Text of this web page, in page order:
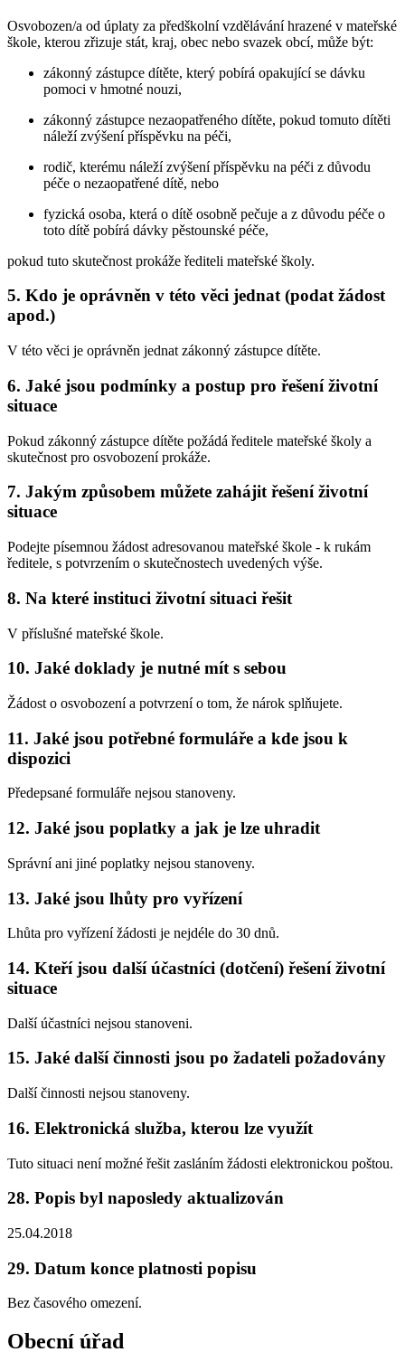
Osvobozen/a od úplaty za předškolní vzdělávání hrazené v mateřské
škole, kterou zřizuje stát, kraj, obec nebo svazek obcí, může být:
zákonný zástupce dítěte, který pobírá opakující se dávku
pomoci v hmotné nouzi,
zákonný zástupce nezaopatřeného dítěte, pokud tomuto dítěti
náleží zvýšení příspěvku na péči,
rodič, kterému náleží zvýšení příspěvku na péči z důvodu
péče o nezaopatřené dítě, nebo
fyzická osoba, která o dítě osobně pečuje a z důvodu péče o
toto dítě pobírá dávky pěstounské péče,
pokud tuto skutečnost prokáže řediteli mateřské školy.
5. Kdo je oprávněn v této věci jednat (podat žádost
apod.)
V této věci je oprávněn jednat zákonný zástupce dítěte.
6. Jaké jsou podmínky a postup pro řešení životní
situace
Pokud zákonný zástupce dítěte požádá ředitele mateřské školy a
skutečnost pro osvobození prokáže.
7. Jakým způsobem můžete zahájit řešení životní
situace
Podejte písemnou žádost adresovanou mateřské škole - k rukám
ředitele, s potvrzením o skutečnostech uvedených výše.
8. Na které instituci životní situaci řešit
V příslušné mateřské škole.
10. Jaké doklady je nutné mít s sebou
Žádost o osvobození a potvrzení o tom, že nárok splňujete.
11. Jaké jsou potřebné formuláře a kde jsou k
dispozici
Předepsané formuláře nejsou stanoveny.
12. Jaké jsou poplatky a jak je lze uhradit
Správní ani jiné poplatky nejsou stanoveny.
13. Jaké jsou lhůty pro vyřízení
Lhůta pro vyřízení žádosti je nejdéle do 30 dnů.
14. Kteří jsou další účastníci (dotčení) řešení životní
situace
Další účastníci nejsou stanoveni.
15. Jaké další činnosti jsou po žadateli požadovány
Další činnosti nejsou stanoveny.
16. Elektronická služba, kterou lze využít
Tuto situaci není možné řešit zasláním žádosti elektronickou poštou.
28. Popis byl naposledy aktualizován
25.04.2018
29. Datum konce platnosti popisu
Bez časového omezení.
Obecní úřad